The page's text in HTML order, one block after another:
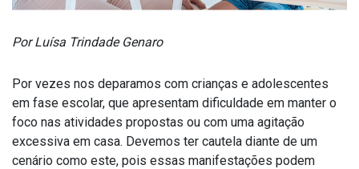
Por Luísa Trindade Genaro
Por vezes nos deparamos com crianças e adolescentes
em fase escolar, que apresentam dificuldade em manter o
foco nas atividades propostas ou com uma agitação
excessiva em casa. Devemos ter cautela diante de um
cenário como este, pois essas manifestações podem